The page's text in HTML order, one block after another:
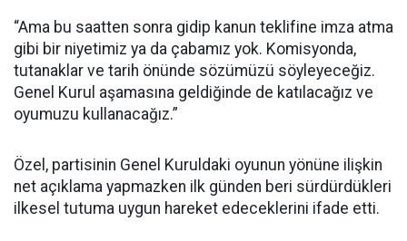
“Ama bu saatten sonra gidip kanun teklifine imza atma
gibi bir niyetimiz ya da çabamız yok. Komisyonda,
tutanaklar ve tarih önünde sözümüzü söyleyeceğiz.
Genel Kurul aşamasına geldiğinde de katılacağız ve
oyumuzu kullanacağız.”
Özel, partisinin Genel Kuruldaki oyunun yönüne ilişkin
net açıklama yapmazken ilk günden beri sürdürdükleri
ilkesel tutuma uygun hareket edeceklerini ifade etti.